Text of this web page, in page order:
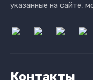
указанные на сайте,
Контакты